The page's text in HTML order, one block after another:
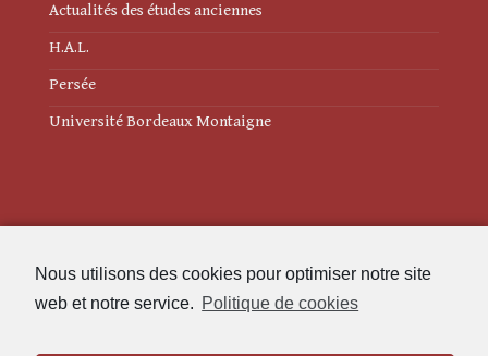
Nous utilisons des cookies pour optimiser notre site
web et notre service. Politique de cookies
Actualités des études anciennes
H.A.L.
Persée
Université Bordeaux Montaigne
Politique de cookies (UE)